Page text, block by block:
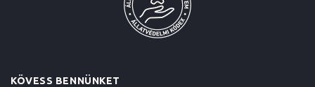
KÖVESS BENNÜNKET